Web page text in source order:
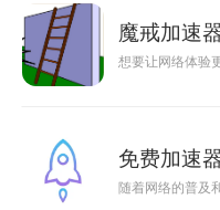
魔戒加速
想要让网络体验
免费加速
随着网络的普及